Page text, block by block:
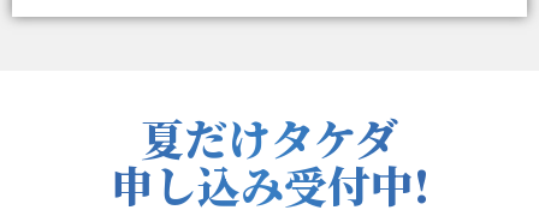
夏だけタケダ
申し込み受付中!